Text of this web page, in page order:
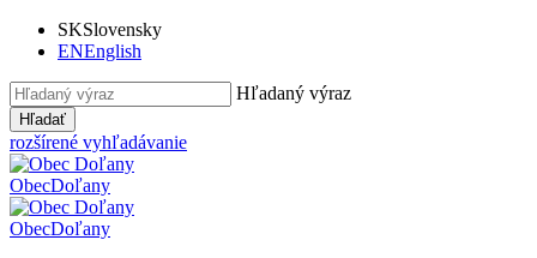
SKSlovensky
ENEnglish
Hľadaný výraz
Hľadať
rozšírené vyhľadávanie
ObecDoľany
ObecDoľany